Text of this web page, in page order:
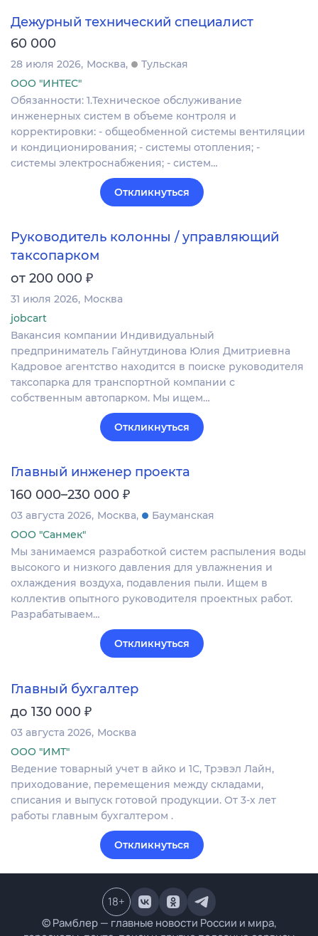
Дежурный технический специалист
60 000
28 июля 2026 Москва
Тульская
ООО "ИНТЕС"
Обязанности: 1.Техническое обслуживание
инженерных систем в объеме контроля и
корректировки: - общеобменной системы вентиляции
и кондиционирования; - системы отопления; -
системы электроснабжения; - систем…
Откликнуться
Руководитель колонны / управляющий
таксопарком
от 200 000 ₽
31 июля 2026 Москва
jobcart
Вакансия компании Индивидуальный
предприниматель Гайнутдинова Юлия Дмитриевна
Кадровое агентство находится в поиске руководителя
таксопарка для транспортной компании с
собственным автопарком. Мы ищем…
Откликнуться
Главный инженер проекта
160 000–230 000 ₽
03 августа 2026 Москва
Бауманская
ООО "Санмек"
Мы занимаемся разработкой систем распыления воды
высокого и низкого давления для увлажнения и
охлаждения воздуха, подавления пыли. Ищем в
коллектив опытного руководителя проектных работ.
Разрабатываем…
Откликнуться
Главный бухгалтер
до 130 000 ₽
03 августа 2026 Москва
ООО "ИМТ"
Ведение товарный учет в айко и 1С, Трэвэл Лайн,
приходование, перемещения между складами,
списания и выпуск готовой продукции. От 3-х лет
работы главным бухгалтером .
Откликнуться
© Рамблер — главные новости России и мира,
18+